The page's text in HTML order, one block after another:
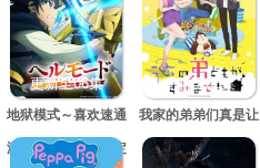
更新至06集
地狱模式～喜欢速通
游戏的玩家在废设定
更新至06集
我家的弟弟们真是让
您费心了